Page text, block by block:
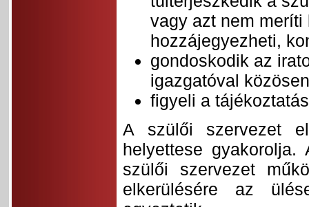
vagy azt nem
hozzájegyezheti,
gondoskodik az
igazgatóval
figyeli a
A szülői szervezet
helyettese
szülői szervezet
elkerülésére az